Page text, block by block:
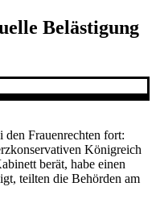
Belästigung
den Frauenrechten fort:
Königreich
berät, habe einen
teilten die Behörden am